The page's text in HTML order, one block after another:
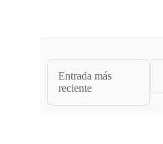
Entrada más
reciente